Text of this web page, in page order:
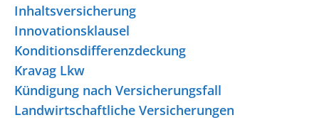
Inhaltsversicherung
Innovationsklausel
Konditionsdifferenzdeckung
Kravag Lkw
Kündigung nach Versicherungsfall
Landwirtschaftliche Versicherungen